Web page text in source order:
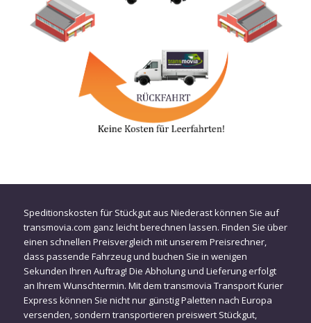
Speditionskosten für Stückgut aus Niederast können Sie auf
transmovia.com ganz leicht berechnen lassen. Finden Sie über
einen schnellen Preisvergleich mit unserem Preisrechner,
dass passende Fahrzeug und buchen Sie in wenigen
Sekunden Ihren Auftrag! Die Abholung und Lieferung erfolgt
an Ihrem Wunschtermin. Mit dem transmovia Transport Kurier
Express können Sie nicht nur günstig Paletten nach Europa
versenden, sondern transportieren preiswert Stückgut,